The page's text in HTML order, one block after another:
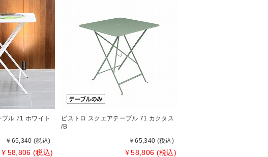
ル 71 ホワイト
￥65,340 (税込)
￥58,806 (税込)
ビストロ スクエアテーブル 71 カクタス
/B
￥65,340 (税込)
￥58,806 (税込)